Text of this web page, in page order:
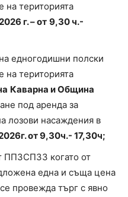
на територията
г. – от 9,30 ч.-
едногодишни полски
на територията
Каварна и Община
под аренда за
лозови насаждения в
от 9,30ч.- 17,30ч;
ППЗСПЗЗ когато от
една и съща цена
провежда търг с явно